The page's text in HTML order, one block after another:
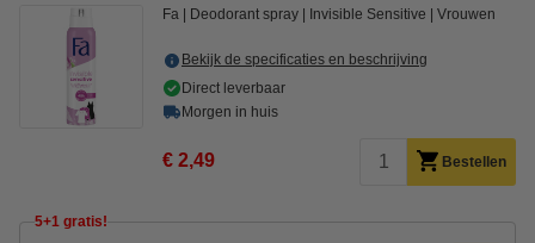
Fa Deodorant spray Invisible Sensitive Vrouwen
Bekijk de specificaties en beschrijving
Direct leverbaar
Morgen in huis
€ 2,49 Bestellen
5+1 gratis!